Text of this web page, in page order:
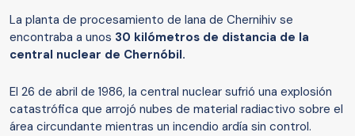
La planta de procesamiento de lana de Chernihiv se
encontraba a unos 30 kilómetros de distancia de la
central nuclear de Chernóbil.
El 26 de abril de 1986, la central nuclear sufrió una explosión
catastrófica que arrojó nubes de material radiactivo sobre el
área circundante mientras un incendio ardía sin control.